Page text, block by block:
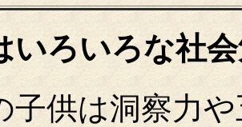
いろいろな社
供は洞察力や